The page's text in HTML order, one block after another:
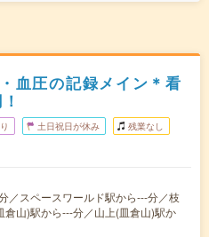
血圧の記録メイン＊看
土日祝日が休み 残業なし
／スペースワールド駅から---分／枝
倉山)駅から---分／山上(皿倉山)駅か